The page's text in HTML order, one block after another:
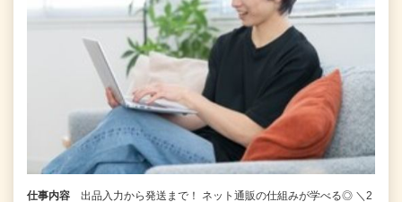
仕事内容
出品入力から発送まで！ ネット通販の仕組みが学べる◎ ＼2